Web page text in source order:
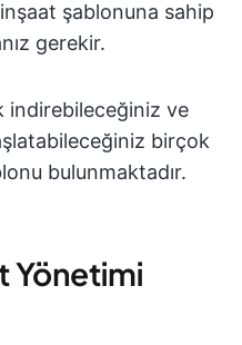
şablonuna sahip
gerekir.
indirebileceğiniz ve
birçok
bulunmaktadır.
Yönetimi